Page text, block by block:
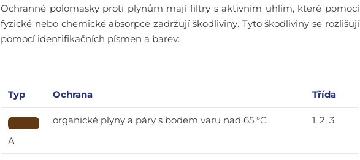
Ochranné polomasky proti plynům mají filtry s aktivním uhlím, které pomocí
fyzické nebo chemické absorpce zadržují škodliviny. Tyto škodliviny se rozlišují
pomocí identifikačních písmen a barev:
Typ Ochrana Třída
A
organické plyny a páry s bodem varu nad 65 °C 1, 2, 3